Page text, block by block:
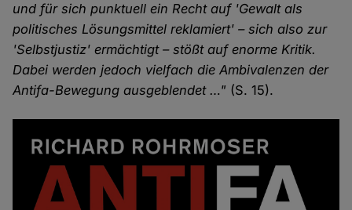
und für sich punktuell ein Recht auf 'Gewalt als
politisches Lösungsmittel reklamiert' – sich also zur
'Selbstjustiz' ermächtigt – stößt auf enorme Kritik.
Dabei werden jedoch vielfach die Ambivalenzen der
Antifa-Bewegung ausgeblendet …" (S. 15).